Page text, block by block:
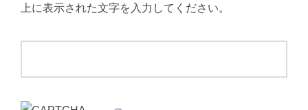
上に表示された文字を入力してください。